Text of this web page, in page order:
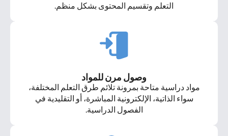
التعلم وتقسيم المحتوى بشكل منظم.
وصول مرن للمواد
مواد دراسية متاحة بمرونة تلائم طرق التعلم المختلفة،
سواء الذاتية، الإلكترونية المباشرة، أو التقليدية في
الفصول الدراسية.